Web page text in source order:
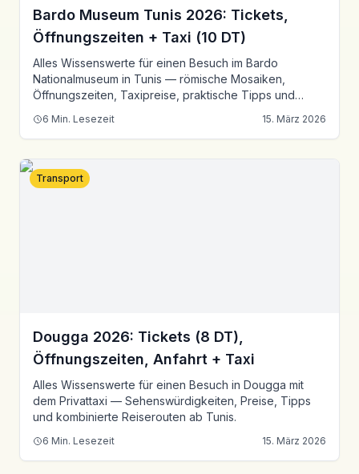
Bardo Museum Tunis 2026: Tickets,
Öffnungszeiten + Taxi (10 DT)
Alles Wissenswerte für einen Besuch im Bardo
Nationalmuseum in Tunis — römische Mosaiken,
Öffnungszeiten, Taxipreise, praktische Tipps und
6 Min. Lesezeit 15. März 2026
Transport
Dougga 2026: Tickets (8 DT),
Öffnungszeiten, Anfahrt + Taxi
Alles Wissenswerte für einen Besuch in Dougga mit
dem Privattaxi — Sehenswürdigkeiten, Preise, Tipps
und kombinierte Reiserouten ab Tunis.
6 Min. Lesezeit 15. März 2026